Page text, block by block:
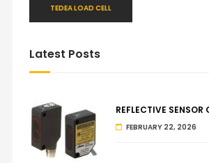
TEDEA LOAD CELL
Latest Posts
REFLECTIVE
FEBRUARY 22, 2026